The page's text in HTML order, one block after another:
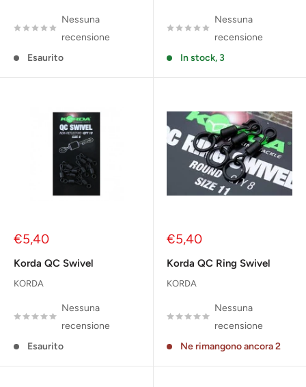
Nessuna
recensione
Esaurito
Nessuna
recensione
In stock, 3
Prezzo
€5,40
Korda QC Swivel
KORDA
Nessuna
recensione
Esaurito
Prezzo
€5,40
Korda QC Ring Swivel
KORDA
Nessuna
recensione
Ne rimangono ancora 2